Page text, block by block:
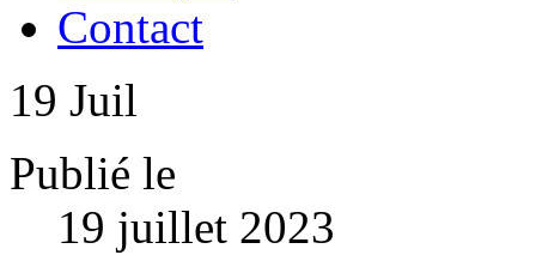
Contact
19 Juil
Publié le
19 juillet 2023